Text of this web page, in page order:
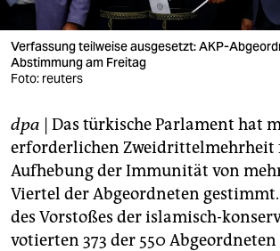
verlag
veranstaltungen
shop
fragen & hilfe
unterstützen
abo
genossenschaft
Verfassung teilweise ausgesetzt: AKP-
Abstimmung am Freitag
Foto: reuters
dpa | Das türkische Parlament hat
erforderlichen Zweidrittelmehrheit
Aufhebung der Immunität von
Viertel der Abgeordneten
des Vorstoßes der islamisch-
votierten 373 der 550